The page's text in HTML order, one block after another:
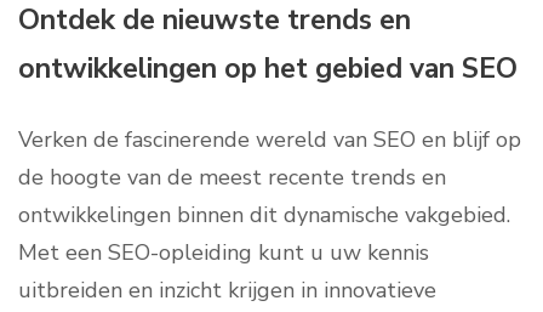
Ontdek de nieuwste trends en
ontwikkelingen op het gebied van SEO
Verken de fascinerende wereld van SEO en blijf op
de hoogte van de meest recente trends en
ontwikkelingen binnen dit dynamische vakgebied.
Met een SEO-opleiding kunt u uw kennis
uitbreiden en inzicht krijgen in innovatieve